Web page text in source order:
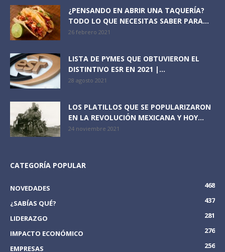
¿PENSANDO EN ABRIR UNA TAQUERÍA?
TODO LO QUE NECESITAS SABER PARA...
26 febrero 2021
LISTA DE PYMES QUE OBTUVIERON EL
DISTINTIVO ESR EN 2021 |...
28 agosto 2021
LOS PLATILLOS QUE SE POPULARIZARON
EN LA REVOLUCIÓN MEXICANA Y HOY...
24 noviembre 2021
CATEGORÍA POPULAR
NOVEDADES
468
¿SABÍAS QUÉ?
437
LIDERAZGO
281
IMPACTO ECONÓMICO
276
EMPRESAS
256